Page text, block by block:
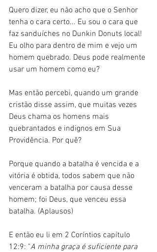
Quero dizer, eu não acho que o Senhor
tenha o cara certo... Eu sou o cara que
faz sanduíches no Dunkin Donuts local!
Eu olho para dentro de mim e vejo um
homem quebrado. Deus pode realmente
usar um homem como eu?
Mas então percebi, quando um grande
cristão disse assim, que muitas vezes
Deus chama os homens mais
quebrantados e indignos em Sua
Providência. Por quê?
Porque quando a batalha é vencida e a
vitória é obtida, todos sabem que não
venceram a batalha por causa desse
homem; foi Deus, que venceu essa
batalha. (Aplausos)
E então eu li em 2 Coríntios capítulo
12:9: "A minha graça é suficiente para